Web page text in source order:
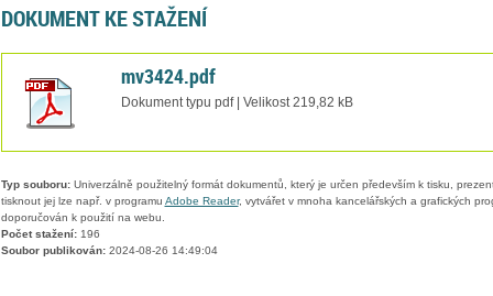
DOKUMENT KE STAŽENÍ
mv3424.pdf
Dokument typu pdf | Velikost 219,82 kB
Typ souboru:Univerzálně použitelný formát dokumentů, který je určen především k tisku,
tisknout jej lze např. v programu Adobe Reader, vytvářet v mnoha kancelářských a grafických
doporučován k použití na webu.
Počet stažení:196
Soubor publikován:2024-08-26 14:49:04